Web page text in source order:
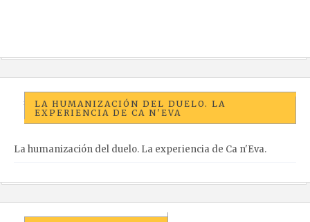
LA HUMANIZACIÓN DEL DUELO. LA
EXPERIENCIA DE CA N'EVA
La humanización del duelo. La experiencia de Ca n'Eva.